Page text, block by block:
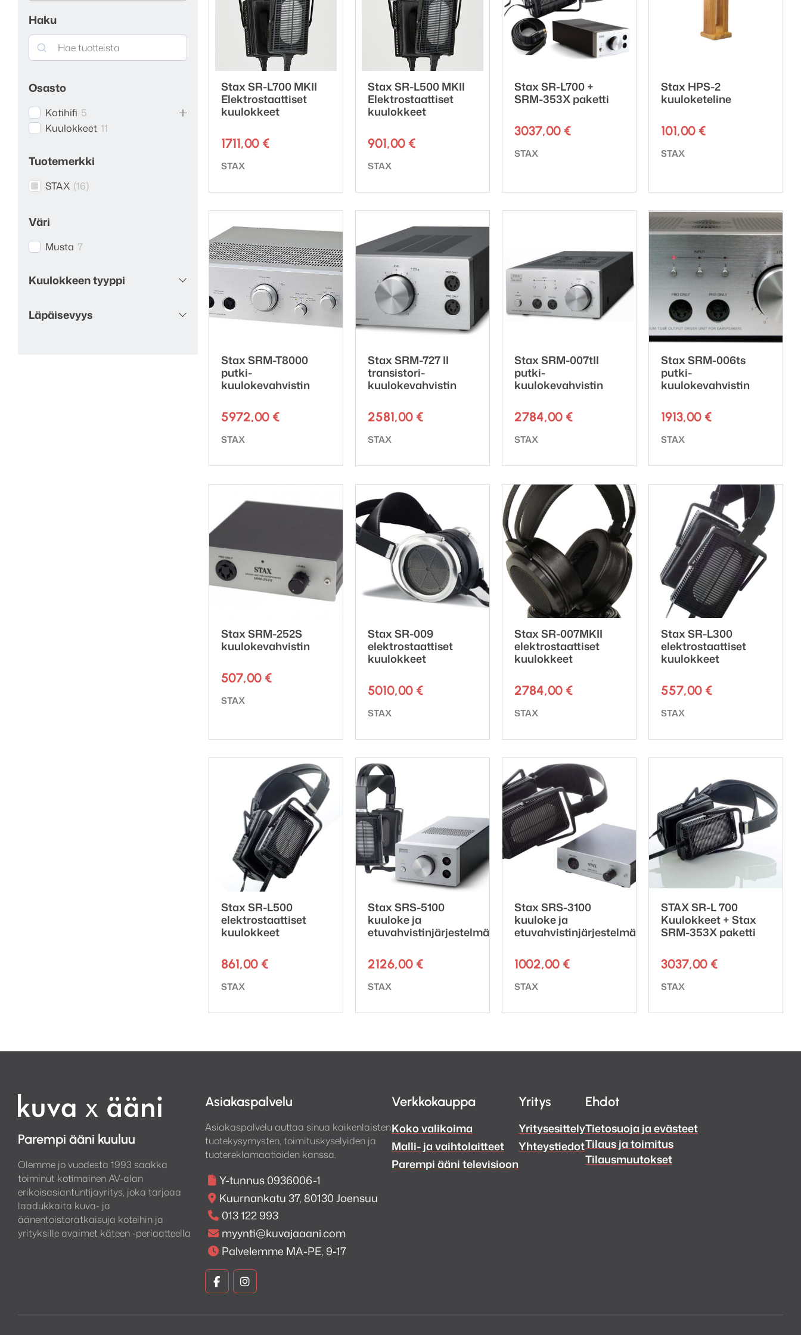
Haku
Search
Osasto
Kotihifi 5
Kuulokkeet 11
Tuotemerkki
STAX (16)
Väri
Musta 7
Kuulokkeen tyyppi
Läpäisevyys
Stax SR-L700 MKII
Elektrostaattiset
kuulokkeet
1711,00 €
Tuotemerkki:
STAX
Stax SR-L500 MKII
Elektrostaattiset
kuulokkeet
901,00 €
Tuotemerkki:
STAX
Stax SR-L700 +
SRM-353X paketti
3037,00 €
Tuotemerkki:
STAX
Stax HPS-2
kuuloketeline
101,00 €
Tuotemerkki:
STAX
Stax SRM-T8000
putki-
kuulokevahvistin
5972,00 €
Tuotemerkki:
STAX
Stax SRM-727 II
transistori-
kuulokevahvistin
2581,00 €
Tuotemerkki:
STAX
Stax SRM-007tII
putki-
kuulokevahvistin
2784,00 €
Tuotemerkki:
STAX
Stax SRM-006ts
putki-
kuulokevahvistin
1913,00 €
Tuotemerkki:
STAX
Stax SRM-252S
kuulokevahvistin
507,00 €
Tuotemerkki:
STAX
Stax SR-009
elektrostaattiset
kuulokkeet
5010,00 €
Tuotemerkki:
STAX
Stax SR-007MKII
elektrostaattiset
kuulokkeet
2784,00 €
Tuotemerkki:
STAX
Stax SR-L300
elektrostaattiset
kuulokkeet
557,00 €
Tuotemerkki:
STAX
Stax SR-L500
elektrostaattiset
kuulokkeet
861,00 €
Tuotemerkki:
STAX
Stax SRS-5100
kuuloke ja
etuvahvistinjärjestelmä
2126,00 €
Tuotemerkki:
STAX
Stax SRS-3100
kuuloke ja
etuvahvistinjärjestelmä
1002,00 €
Tuotemerkki:
STAX
STAX SR-L 700
Kuulokkeet + Stax
SRM-353X paketti
3037,00 €
Tuotemerkki:
STAX
Parempi ääni kuuluu
Olemme jo vuodesta 1993 saakka
toiminut kotimainen AV-alan
erikoisasiantuntijayritys, joka tarjoaa
laadukkaita kuva- ja
äänentoistoratkaisuja koteihin ja
yrityksille avaimet käteen -periaatteella
Asiakaspalvelu
Asiakaspalvelu auttaa sinua kaikenlaisten
tuotekysymysten, toimituskyselyiden ja
tuotereklamaatioiden kanssa.
Y-tunnus 0936006-1
Kuurnankatu 37, 80130 Joensuu
013 122 993
myynti@kuvajaaani.com
Palvelemme MA-PE, 9-17
KuvaKuva
Verkkokauppa
Koko valikoima
Malli- ja vaihtolaitteet
Parempi ääni televisioon
Yritys
Yritysesittely
Yhteystiedot
Ehdot
Tietosuoja ja evästeet
Tilaus ja toimitus
Tilausmuutokset